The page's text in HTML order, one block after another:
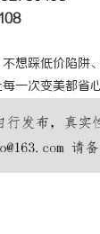
想踩低价陷阱
一次变美都省